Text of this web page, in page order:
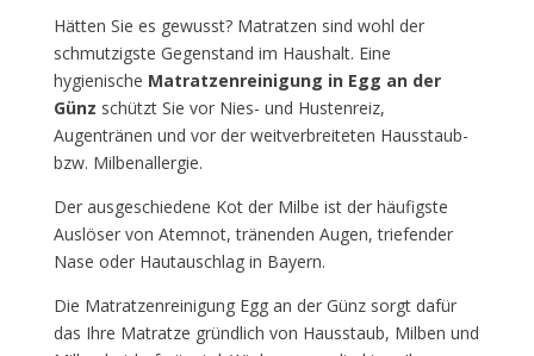
Hätten Sie es gewusst? Matratzen sind wohl der
schmutzigste Gegenstand im Haushalt. Eine
hygienische Matratzenreinigung in Egg an der
Günz schützt Sie vor Nies- und Hustenreiz,
Augentränen und vor der weitverbreiteten Hausstaub-
bzw. Milbenallergie.
Der ausgeschiedene Kot der Milbe ist der häufigste
Auslöser von Atemnot, tränenden Augen, triefender
Nase oder Hautauschlag in Bayern.
Die Matratzenreinigung Egg an der Günz sorgt dafür
das Ihre Matratze gründlich von Hausstaub, Milben und